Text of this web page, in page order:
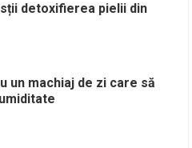
detoxifierea pielii din
un machiaj de zi care să